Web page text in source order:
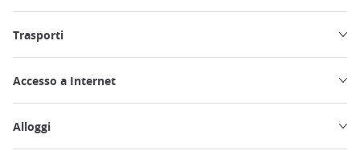
Trasporti
Accesso a Internet
Alloggi